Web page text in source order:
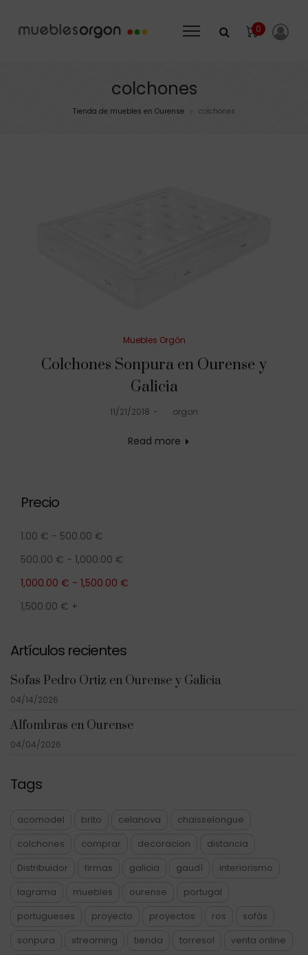
0
colchones
Tienda de muebles en Ourense > colchones
Posted
Muebles Orgón
Colchones Sonpura en Ourense y
Galicia
Posted
11/21/2018 orgon
Read more
Precio
1.00 € - 500.00 €
500.00 € - 1,000.00 €
1,000.00 € - 1,500.00 €
1,500.00 € +
Artículos recientes
Sofas Pedro Ortiz en Ourense y Galicia
04/14/2026
Alfombras en Ourense
04/04/2026
Tags
acomodel brito celanova
chaisselongue
colchones
comprar decoracion
distancia
Distribuidor
firmas galicia gaudí
interiorismo
lagrama
muebles ourense
portugal
portugueses
proyecto proyectos ros
sofás
sonpura
streaming tienda torresol
venta online